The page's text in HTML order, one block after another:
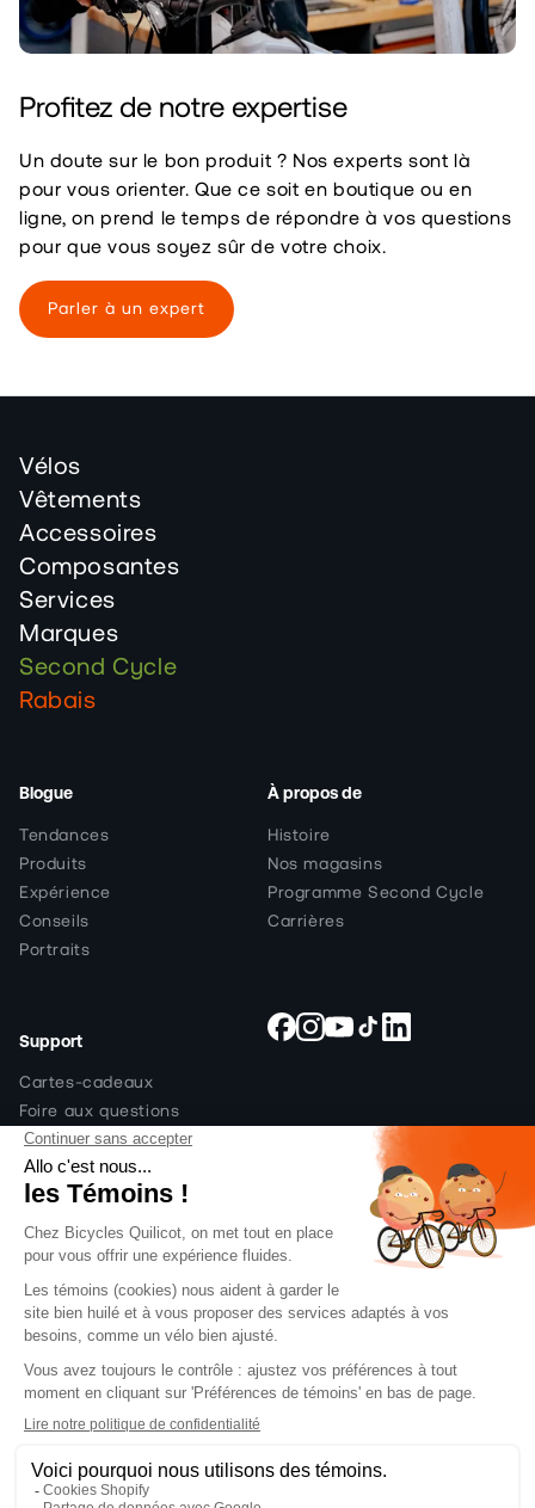
Profitez de notre expertise
Un doute sur le bon produit ? Nos experts sont là
pour vous orienter. Que ce soit en boutique ou en
ligne, on prend le temps de répondre à vos questions
pour que vous soyez sûr de votre choix.
Parler à un expert
Vélos
Vêtements
Accessoires
Composantes
Services
Marques
Second Cycle
Rabais
Blogue
Tendances
Produits
Expérience
Conseils
Portraits
À propos de
Histoire
Nos magasins
Programme Second Cycle
Carrières
Support
Cartes-cadeaux
Foire aux questions
Politique de livraison
Politique de retour
Politique de prix et code
promo
Financement
Contactez-nous
Facebook
Instagram
YouTube
TikTokSnapchat
Abonnez-vous à notre infolettre pour des
offres exclusives